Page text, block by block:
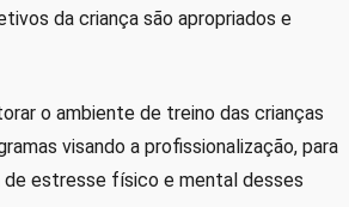
da criança são apropriados e
o ambiente de treino das crianças
visando a profissionalização, para
de estresse físico e mental desses